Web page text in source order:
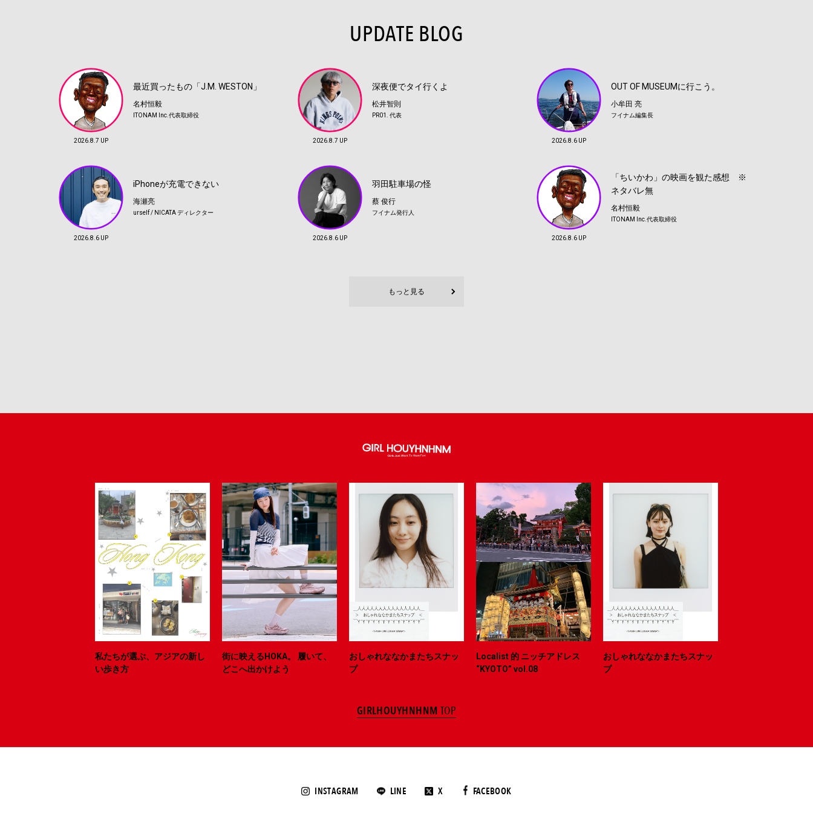
UPDATE BLOG
2026.8.7 UP
最近買ったもの「J.M. WESTON」
名村恒毅
ITONAM Inc.代表取締役
2026.8.7 UP
深夜便でタイ行くよ
松井智則
PR01. 代表
2026.8.6 UP
OUT OF MUSEUMに行こう。
小牟田 亮
フイナム編集長
2026.8.6 UP
iPhoneが充電できない
海瀬亮
urself / NICATA ディレクター
2026.8.6 UP
羽田駐車場の怪
蔡 俊行
フイナム発行人
2026.8.6 UP
「ちいかわ」の映画を観た感想 ※
ネタバレ無
名村恒毅
ITONAM Inc.代表取締役
もっと見る
私たちが選ぶ、アジアの新し
い歩き方
街に映えるHOKA。 履いて、
どこへ出かけよう
おしゃれななかまたちスナッ
プ
Localist 的 ニッチアドレス
“KYOTO” vol.08
おしゃれななかまたちスナッ
プ
GIRLHOUYHNHNM TOP
INSTAGRAM LINE X FACEBOOK